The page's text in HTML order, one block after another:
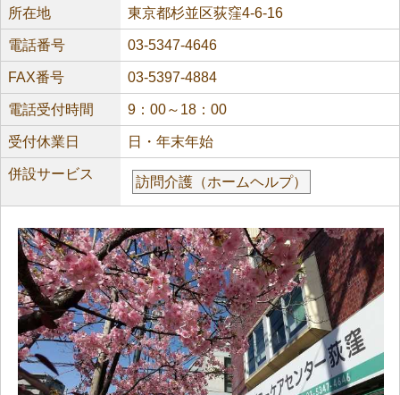
所在地 東京都杉並区荻窪4-6-16
電話番号 03-5347-4646
FAX番号 03-5397-4884
電話受付時間 9：00～18：00
受付休業日 日・年末年始
併設サービス
訪問介護（ホームヘルプ）